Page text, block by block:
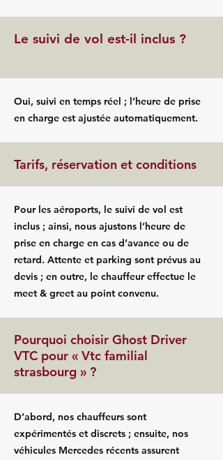
Le suivi de vol est-il inclus ?
Oui, suivi en temps réel ; l’heure de prise
en charge est ajustée automatiquement.
Tarifs, réservation et conditions
Pour les aéroports, le suivi de vol est
inclus ; ainsi, nous ajustons l’heure de
prise en charge en cas d’avance ou de
retard. Attente et parking sont prévus au
devis ; en outre, le chauffeur effectue le
meet & greet au point convenu.
Pourquoi choisir Ghost Driver
VTC pour « Vtc familial
strasbourg » ?
D’abord, nos chauffeurs sont
expérimentés et discrets ; ensuite, nos
véhicules Mercedes récents assurent